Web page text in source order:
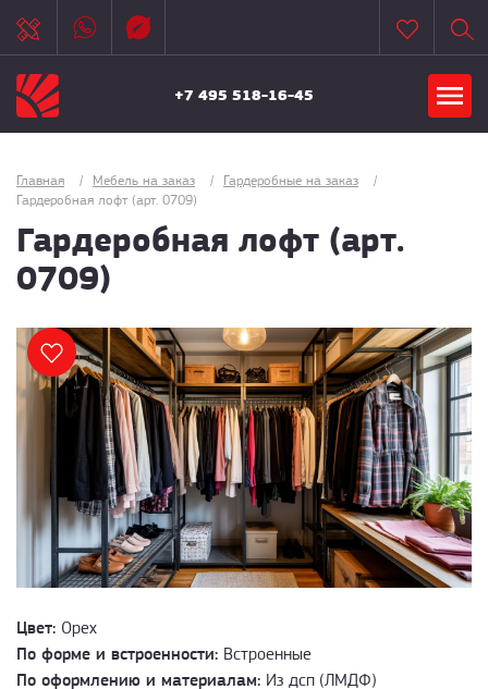
+7 495 518-16-45
Главная / Мебель на заказ / Гардеробные на заказ
/
Гардеробная лофт (арт. 0709)
Гардеробная лофт (арт.
0709)
Цвет: Орех
По форме и встроенности: Встроенные
По оформлению и материалам: Из дсп (ЛМДФ)